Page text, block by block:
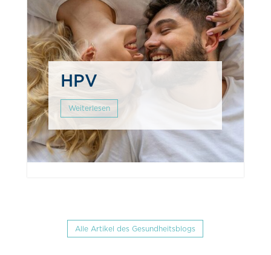
HPV
Weiterlesen
Alle Artikel des Gesundheitsblogs